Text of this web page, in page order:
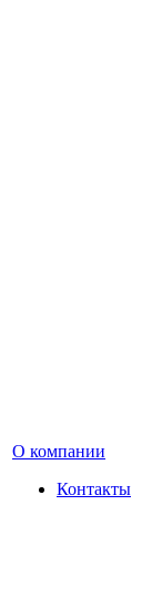
О компании
Контакты